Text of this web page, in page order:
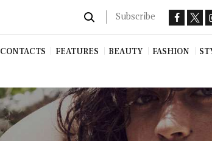
Subscribe
CONTACTS FEATURES BEAUTY FASHION